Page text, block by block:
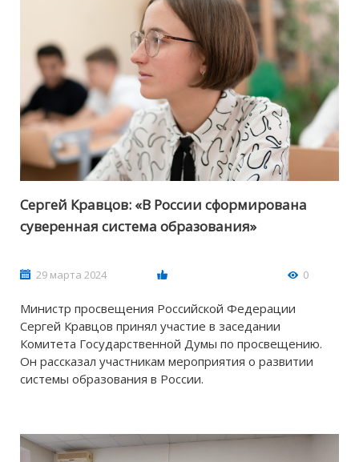
Сергей Кравцов: «В России сформирована
суверенная система образования»
29 марта 2024 0
Министр просвещения Российской Федерации
Сергей Кравцов принял участие в заседании
Комитета Государственной Думы по просвещению.
Он рассказал участникам мероприятия о развитии
системы образования в России.